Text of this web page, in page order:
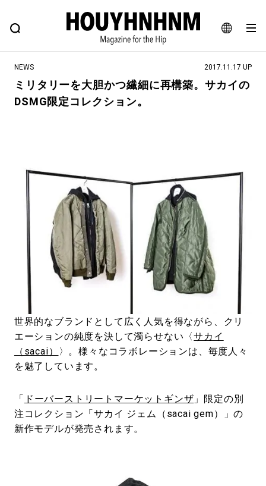
JA
EN
FEATURE BLOG SNAP
ヒップなファッション、カルチャー、ライフスタイルWEBマガジン
#NEW VINTAGE
#路地裏てぃーん。 #MONTHLY JOURNAL
#GH 銘品の所以 #フイナムのYouTube
#Commune H #FOCUS IT #AH.H
#ととけん #FASHION #MUSIC #MOVIE
#LIFESTYLE #SNEAKER #OUTDOOR
#SPORTS #HANDSOME HANDBOOK
NEWS 2017.11.17 UP
ミリタリーを大胆かつ繊細に再構築。サカイの
DSMG限定コレクション。
世界的なブランドとして広く人気を得ながら、クリ
エーションの純度を決して濁らせない〈サカイ
（sacai）
〉。様々なコラボレーションは、毎度人々
を魅了しています。
「 ドーバーストリートマーケットギンザ 」限定の別
注コレクション「サカイ ジェム（sacai gem）」の
新作モデルが発売されます。